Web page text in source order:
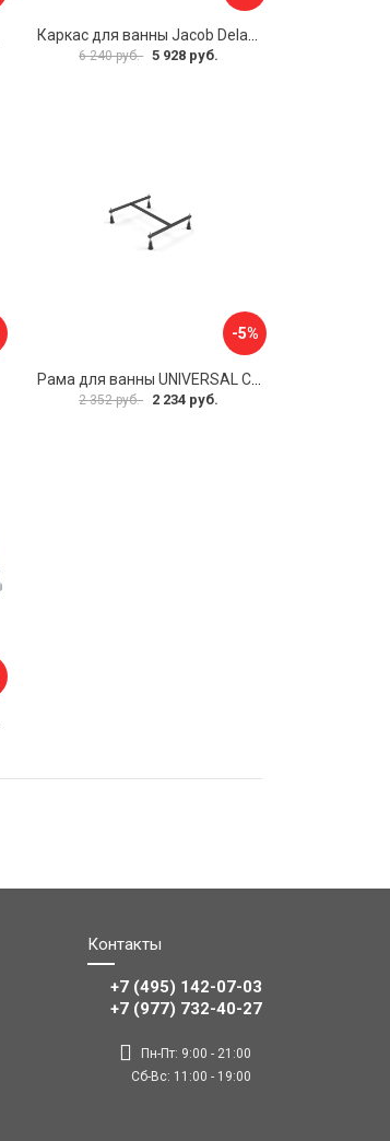
Каркас для ванны Jacob Delafon E6D082RU-00 Sofa 73633
6 240 руб. 5 928 руб.
-5%
Рама для ванны UNIVERSAL Cersanit K-RW-UNIVERSAL160-170
2 352 руб. 2 234 руб.
Контакты
+7 (495) 142-07-03
‎‎+7 (977) 732-40-27
Пн-Пт: 9:00 - 21:00
Сб-Вс: 11:00 - 19:00